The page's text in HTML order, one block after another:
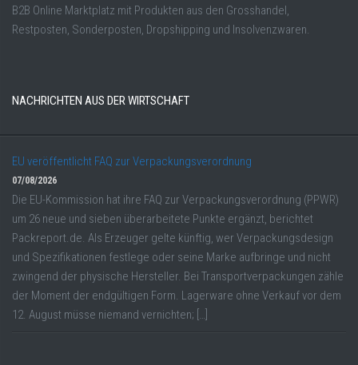
B2B Online Marktplatz mit Produkten aus den Grosshandel,
Restposten, Sonderposten, Dropshipping und Insolvenzwaren.
NACHRICHTEN AUS DER WIRTSCHAFT
EU veröffentlicht FAQ zur Verpackungsverordnung
07/08/2026
Die EU-Kommission hat ihre FAQ zur Verpackungsverordnung (PPWR)
um 26 neue und sieben überarbeitete Punkte ergänzt, berichtet
Packreport.de. Als Erzeuger gelte künftig, wer Verpackungsdesign
und Spezifikationen festlege oder seine Marke aufbringe und nicht
zwingend der physische Hersteller. Bei Transportverpackungen zähle
der Moment der endgültigen Form. Lagerware ohne Verkauf vor dem
12. August müsse niemand vernichten; […]